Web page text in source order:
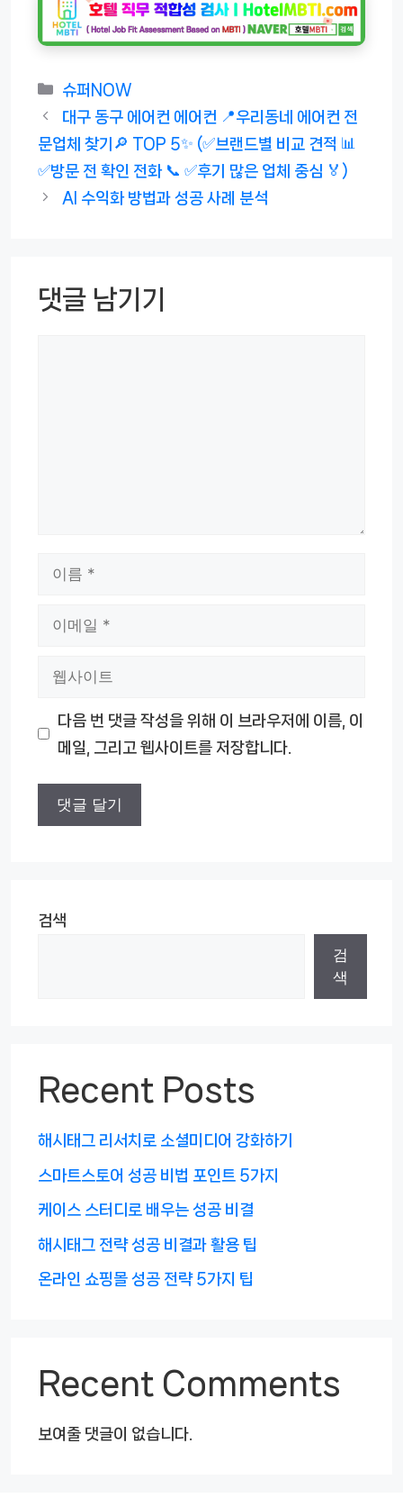
카
테
리
슈퍼NOW
대구 동구 에어컨 에어컨 📍우리동네 에어컨 전
문업체 찾기🔎 TOP 5✨ (✅브랜드별 비교 견적 📊
✅방문 전 확인 전화 📞 ✅후기 많은 업체 중심 🏅)
AI 수익화 방법과 성공 사례 분석
댓글 남기기
다음 번 댓글 작성을 위해 이 브라우저에 이름, 이
메일, 그리고 웹사이트를 저장합니다.
검색
검
색
Recent Posts
해시태그 리서치로 소셜미디어 강화하기
스마트스토어 성공 비법 포인트 5가지
케이스 스터디로 배우는 성공 비결
해시태그 전략 성공 비결과 활용 팁
온라인 쇼핑몰 성공 전략 5가지 팁
Recent Comments
보여줄 댓글이 없습니다.